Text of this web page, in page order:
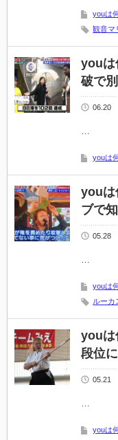
youは
観音マ
youは
破で
06.20
…
youは
youは
ブで
05.28
…
youは
ルーカ
youは
段位
05.21
…
youは